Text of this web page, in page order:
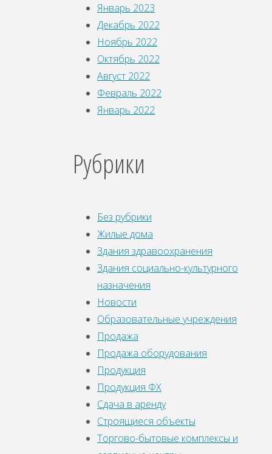
Январь 2023
Декабрь 2022
Ноябрь 2022
Октябрь 2022
Август 2022
Февраль 2022
Январь 2022
Рубрики
Без рубрики
Жилые дома
Здания здравоохранения
Здания социально-культурного
назначения
Новости
Образовательные учреждения
Продажа
Продажа оборудования
Продукция
Продукция ФХ
Сдача в аренду
Строящиеся объекты
Торгово-бытовые комплексы и